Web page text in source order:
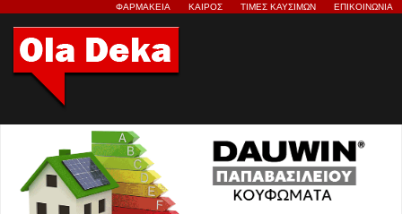
ΦΑΡΜΑΚΕΙΑ ΚΑΙΡΟΣ ΤΙΜΕΣ ΚΑΥΣΙΜΩΝ ΕΠΙΚΟΙΝΩΝΙΑ